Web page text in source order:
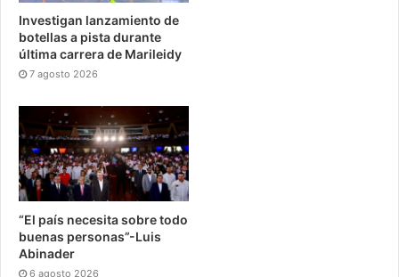
Investigan lanzamiento de
botellas a pista durante
última carrera de Marileidy
7 agosto 2026
“El país necesita sobre todo
buenas personas”-Luis
Abinader
6 agosto 2026